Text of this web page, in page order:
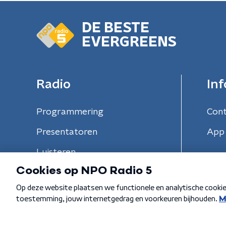
DE BESTE
EVERGREENS
Radio
Programmering
Presentatoren
Luisteren
App
Algemene voorwaarden Privacybeleid